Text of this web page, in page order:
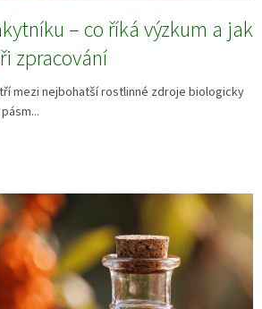
– co říká výzkum a jak
zpracování
mezi nejbohatší rostlinné zdroje biologicky